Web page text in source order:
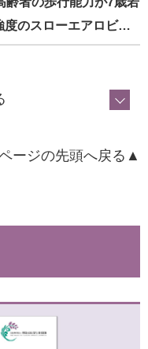
度のスローエアロビ…
テレワーク実践ガイ
作成、無料公開スタ…
ージの先頭へ戻る▲